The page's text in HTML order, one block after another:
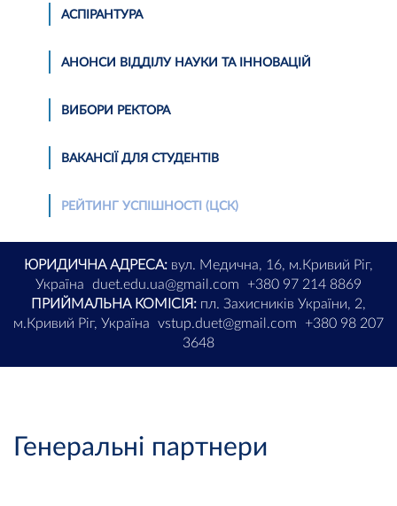
АСПІРАНТУРА
АНОНСИ ВІДДІЛУ НАУКИ ТА ІННОВАЦІЙ
ВИБОРИ РЕКТОРА
ВАКАНСІЇ ДЛЯ СТУДЕНТІВ
РЕЙТИНГ УСПІШНОСТІ (ЦСК)
ЮРИДИЧНА АДРЕСА: вул. Медична, 16, м.Кривий Ріг,
Україна
duet.edu.ua@gmail.com
+380 97 214 8869
ПРИЙМАЛЬНА КОМІСІЯ: пл. Захисників України, 2,
м.Кривий Ріг, Україна
vstup.duet@gmail.com
+380 98 207
3648
Генеральні партнери